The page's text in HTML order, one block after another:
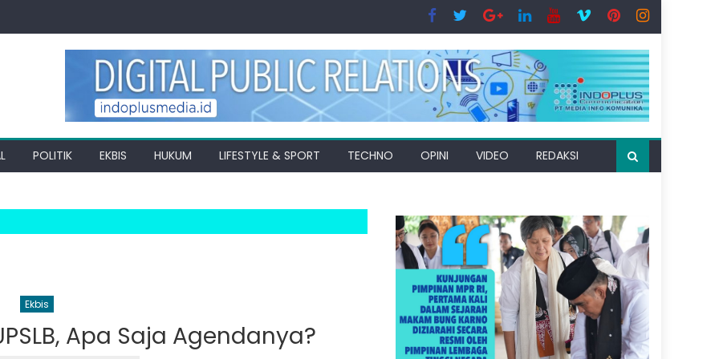
POLITIK EKBIS HUKUM LIFESTYLE & SPORT TECHNO OPINI VIDEO REDAKSI
Ekbis
Apa Saja Agendanya?